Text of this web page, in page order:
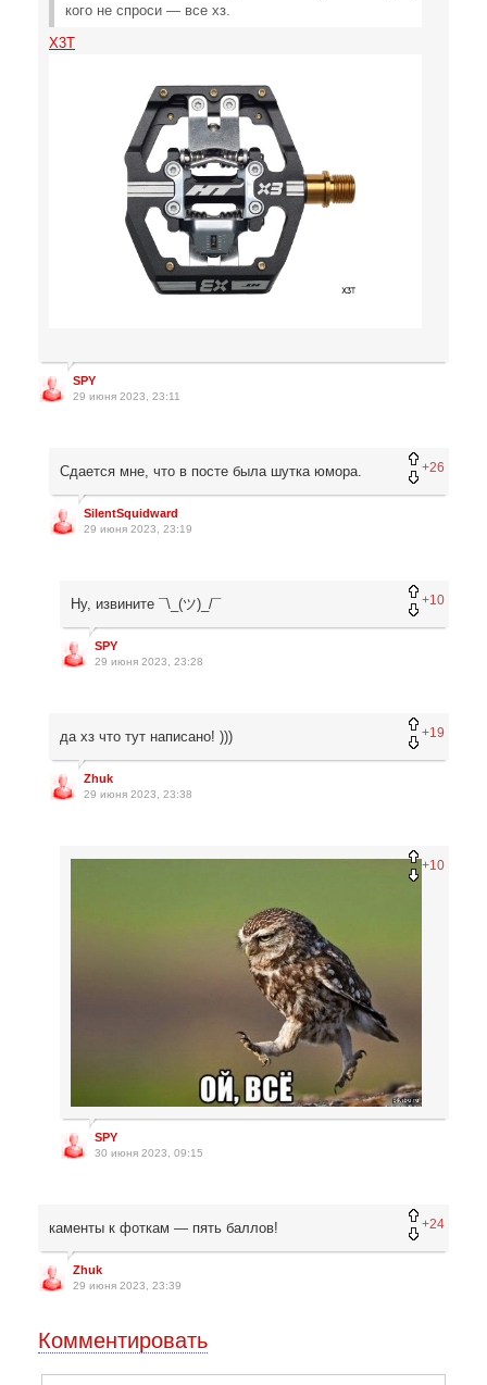
кого не спроси — все хз.
X3T
SPY
29 июня 2023, 23:11
+26
Сдается мне, что в посте была шутка юмора.
SilentSquidward
29 июня 2023, 23:19
+10
Ну, извините ¯\_(ツ)_/¯
SPY
29 июня 2023, 23:28
+19
да хз что тут написано! )))
Zhuk
29 июня 2023, 23:38
+10
SPY
30 июня 2023, 09:15
+24
каменты к фоткам — пять баллов!
Zhuk
29 июня 2023, 23:39
Комментировать